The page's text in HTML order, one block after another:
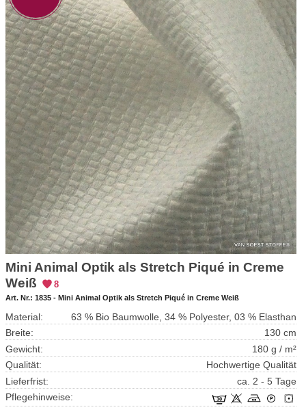
Mini Animal Optik als Stretch Piqué in Creme
Weiß
8
Art. Nr.: 1835 - Mini Animal Optik als Stretch Piqué in Creme Weiß
Material:
63 % Bio Baumwolle, 34 % Polyester, 03 % Elasthan
Breite:
130 cm
Gewicht:
180 g / m²
Qualität:
Hochwertige Qualität
Lieferfrist:
ca. 2 - 5 Tage
Pflegehinweise: